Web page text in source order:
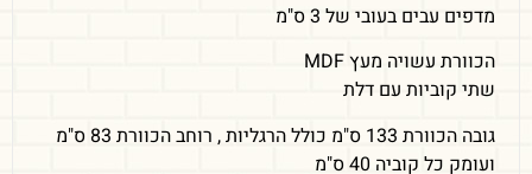
מדפים עבים בעובי של 3 ס"מ
הכוורת עשויה מעץ MDF
שתי קוביות עם דלת
גובה הכוורת 133 ס"מ כולל הרגליות , רוחב הכוורת 83 ס"מ
ועומק כל קוביה 40 ס"מ